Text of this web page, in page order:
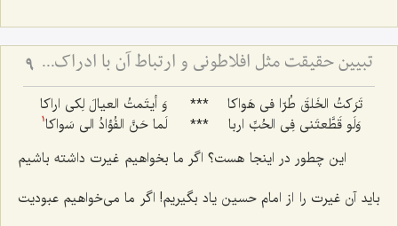
تبیین حقیقت مثل افلاطونی و ارتباط آن با ادراک - نقش تصرفات مثال در تحقق حقایق و افعال انسانی 9
تَرَکتُ الخَلقَ طُرّا فى هَواکا ***
وَ أیتَمتُ العیالَ لِکى اراکا
وَلَو قَطَّعتَنى فِى الحُبِّ اربا
*** لَما حَنَّ الفُؤادُ الى سَواکا1
این چطور در اینجا هست؟ اگر ما بخواهیم غیرت داشته باشیم
باید آن غیرت را از امام حسین یاد بگیریم! اگر ما مى‌خواهیم عبودیت